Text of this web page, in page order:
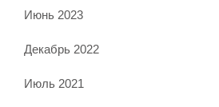
Июнь 2023
Декабрь 2022
Июль 2021